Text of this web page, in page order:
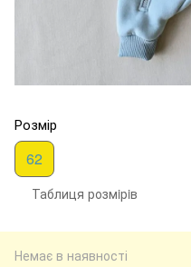
Розмір
62
Таблиця розмiрiв
Немає в наявності